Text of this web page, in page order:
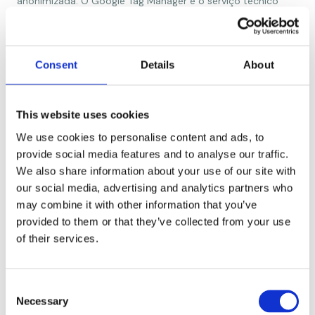
Consent Details About
This website uses cookies
We use cookies to personalise content and ads, to
provide social media features and to analyse our traffic.
We also share information about your use of our site with
our social media, advertising and analytics partners who
may combine it with other information that you’ve
provided to them or that they’ve collected from your use
of their services.
Necessary
utilizado para disponibilizar esses scripts de análise. Ambos
são operados pela Google, e os dados podem ser
pela Extensão do Reino Unido ao Data Privacy Framework.
O Cookiebot gere o banner de consentimento de cookies e
operado pela Usercentrics A/S, registada na Dinamarca,
uma subsidiária da empresa alemã Usercentrics GmbH.
Vídeos incorporados (YouTube/Vimeo)
Algumas páginas podem incluir vídeos incorporados.
Quando assiste a um vídeo, o respetivo fornecedor recebe
informação sobre a página em que se encontra. Estas
Cada um destes terceiros tem a sua própria política de
privacidade, que pode consultar livremente. Selecionei cada